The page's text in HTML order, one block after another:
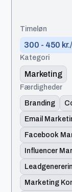
Timeløn
300 - 450
Kategori
Marketing
Færdigheder
Branding
Email
Facebook
Influencer
Marketing